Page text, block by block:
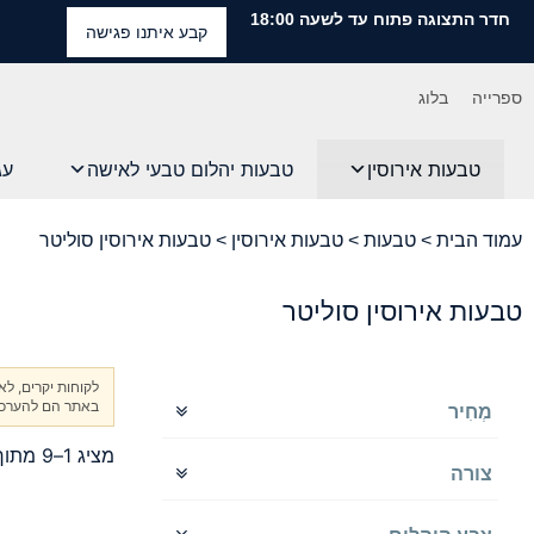
חדר התצוגה פתוח עד לשעה 18:00
קבע איתנו פגישה
ספרייה בלוג
טבעות אירוסין טבעות יהלום טבעי לאישה
עמוד הבית > טבעות > טבעות אירוסין > טבעות אירוסין סוליטר
טבעות אירוסין סוליטר
מְחִיר
צורה
מרובע
לקוחות יקרים,
באתר הם
מציג 1–9 מתוך 61 תוצאות